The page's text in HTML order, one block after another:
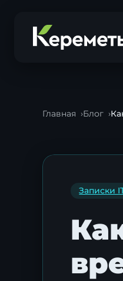
Главная Блог
Записки